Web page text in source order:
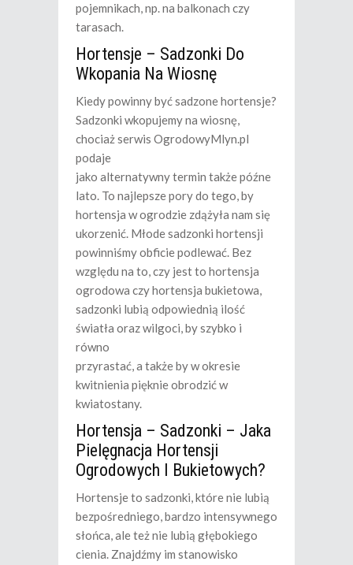
pojemnikach, np. na balkonach czy
tarasach.
Hortensje – Sadzonki Do
Wkopania Na Wiosnę
Kiedy powinny być sadzone hortensje?
Sadzonki wkopujemy na wiosnę,
chociaż serwis OgrodowyMlyn.pl
podaje
jako alternatywny termin także późne
lato. To najlepsze pory do tego, by
hortensja w ogrodzie zdążyła nam się
ukorzenić. Młode sadzonki hortensji
powinniśmy obficie podlewać. Bez
względu na to, czy jest to hortensja
ogrodowa czy hortensja bukietowa,
sadzonki lubią odpowiednią ilość
światła oraz wilgoci, by szybko i
równo
przyrastać, a także by w okresie
kwitnienia pięknie obrodzić w
kwiatostany.
Hortensja – Sadzonki – Jaka
Pielęgnacja Hortensji
Ogrodowych I Bukietowych?
Hortensje to sadzonki, które nie lubią
bezpośredniego, bardzo intensywnego
słońca, ale też nie lubią głębokiego
cienia. Znajdźmy im stanowisko